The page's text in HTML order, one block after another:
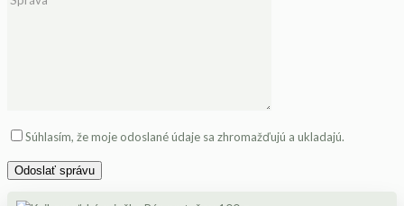
Súhlasím, že moje odoslané údaje sa zhromažďujú a ukladajú.